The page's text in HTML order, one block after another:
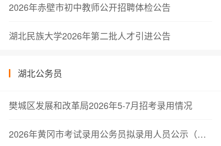
2026年赤壁市初中教师公开招聘体检公告
湖北民族大学2026年第二批人才引进公告
湖北公务员
樊城区发展和改革局2026年5-7月招考录用情况
2026年黄冈市考试录用公务员拟录用人员公示（第三批）